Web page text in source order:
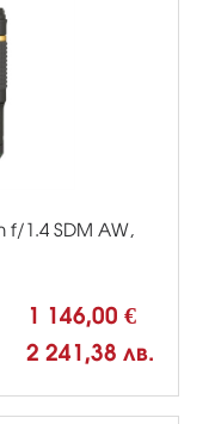
f/1.4 SDM AW,
1 146,00 €
2 241,38 лв.